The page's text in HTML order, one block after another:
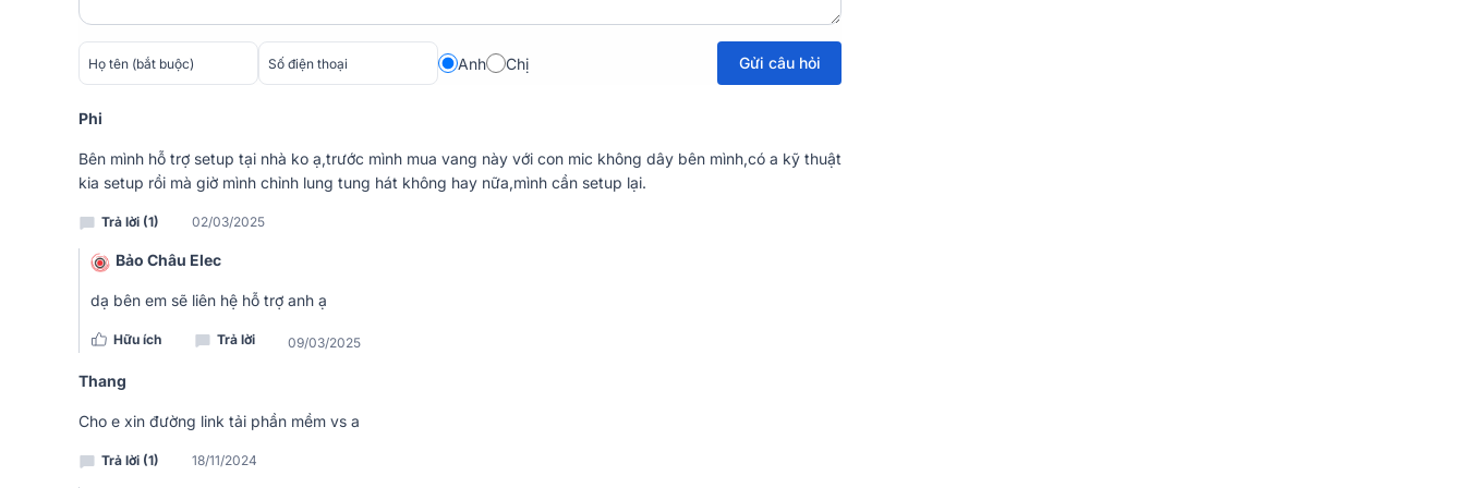
Tích hợp bộ xử lý dicaryon DSP tốc độ cao 64-Bit, đảm bảo hiệu suất xử lý mạnh mẽ và ổn định.
Điều này giúp tối ưu hóa âm thanh, mang lại chất lượng âm thanh tuyệt hảo cho mọi loại sự kiện
và buổi biểu diễn.
Anh Chị Gửi câu hỏi
Phi
Bên mình hỗ trợ setup tại nhà ko ạ,trước mình mua vang này với con mic không dây bên mình,có a kỹ thuật
kia setup rồi mà giờ mình chỉnh lung tung hát không hay nữa,mình cần setup lại.
Trả lời (1) 02/03/2025
Bảo Châu Elec
dạ bên em sẽ liên hệ hỗ trợ anh ạ
Hữu ích Trả lời 09/03/2025
Thang
Cho e xin đường link tải phần mềm vs a
Trả lời (1) 18/11/2024